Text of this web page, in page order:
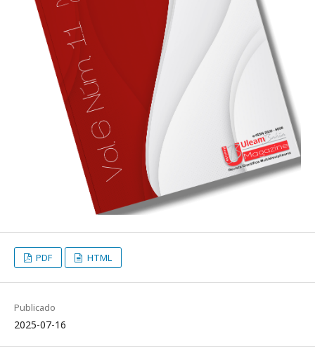
PDF HTML
Publicado
2025-07-16